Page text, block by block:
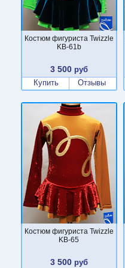
Костюм фигуриста Twizzle
KB-61b
3 500руб
Купить
Отзывы
Костюм фигуриста Twizzle
KB-65
3 500руб